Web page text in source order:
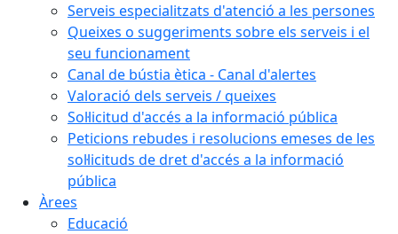
Serveis especialitzats d'atenció a les persones
Queixes o suggeriments sobre els serveis i el
seu funcionament
Canal de bústia ètica - Canal d'alertes
Valoració dels serveis / queixes
Sol·licitud d'accés a la informació pública
Peticions rebudes i resolucions emeses de les
sol·licituds de dret d'accés a la informació
pública
Àrees
Educació